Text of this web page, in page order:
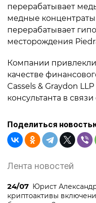
перерабатывает
медные
перерабатывает
месторождения
Компании
качестве
Cassels & Graydon
консультанта в
Поделиться
Лента новостей
24/07 Юрист
криптоактивы